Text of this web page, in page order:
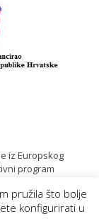
iz Europskog
program
odgovornost
pružila što bolje
konfigurirati u